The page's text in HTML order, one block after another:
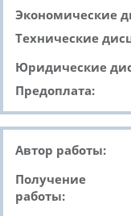
Экономические
Технические
Юридические
Предоплата:
Автор работы:
Получение
работы: